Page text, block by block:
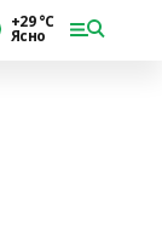
+29 °С
Ясно